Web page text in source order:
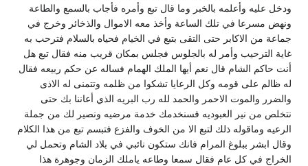
ودخل عليه وأعلمه بالخبر وما قال تبع وأمره فأجاب بالسمع والطاعة
ونهض مسرعا في تلك الساعة وأخذ معه الاموال والذخائر وخرج في
جماعة من الاكابر حتى التقى بتبع في الخيام فحياه بالسلام فترحب به
غاية الترحيب وأمر له بالجلوس فجلس بمكان قريب منه فقال تبع هل
أنت حاكم الشام قال نعم أيها الملك الهمام فساله عن حكم ربيعه فقال
له ظالم على قومه وكل الرعايا تشكوا من ظلمه وتتمنى له الاذى
والضرر والموت الاحمر والحمد لله رب البريه الذي أعاننا بك حتى
نتخلص من نير العبوديه فسنخدمك خدمة مرضيه ونصير لك من جملة
الرعيه وماقوله ذلك لتبع الا من الخوف والفزع فتبسم تبع من هذا الكلام
وقال ابشر ببلوغ المرام فانك ستكون نائبي في بلاد الشام وتحمل لي
الخراج في كل عام فقال سمعا وطاعه ياملك الزمان وجوهرة هذا